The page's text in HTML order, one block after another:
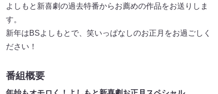
よしもと新喜劇の過去特番からお薦めの作品をお送りしま
す。
新年はBSよしもとで、笑いっぱなしのお正月をお過ごしく
ださい！
番組概要